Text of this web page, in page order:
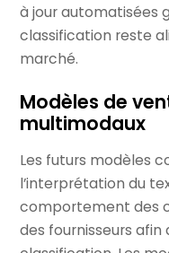
à jour automatisées
classification reste
marché.
Modèles de
multimodaux
Les futurs modèles
l’interprétation du
comportement des
des fournisseurs afin